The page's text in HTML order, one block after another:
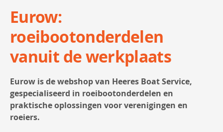
Eurow:
roeibootonderdelen
vanuit de werkplaats
Eurow is de webshop van Heeres Boat Service,
gespecialiseerd in roeibootonderdelen en
praktische oplossingen voor verenigingen en
roeiers.